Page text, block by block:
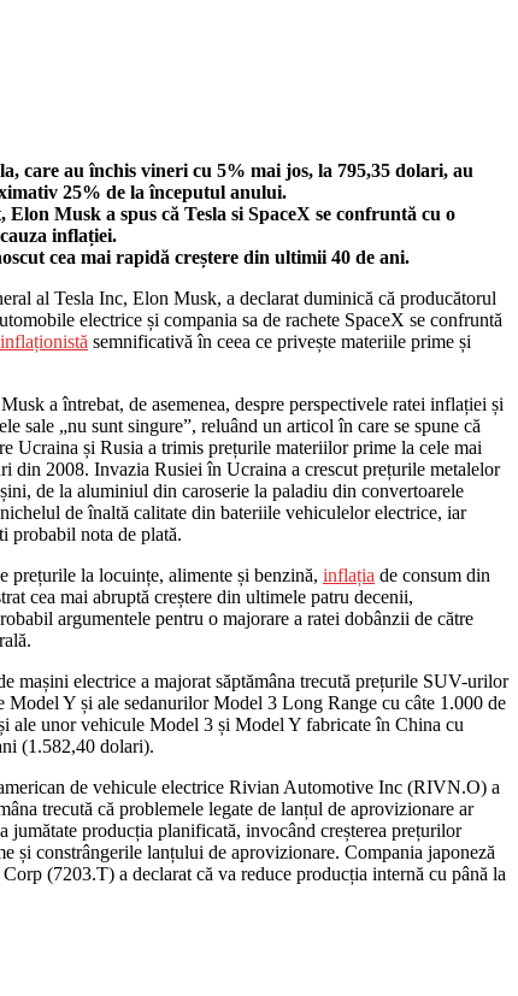
care au închis vineri cu 5% mai jos, la 795,35 dolari, au
25% de la începutul anului.
Musk a spus că Tesla si SpaceX se confruntă cu o
inflației.
cea mai rapidă creștere din ultimii 40 de ani.
al Tesla Inc, Elon Musk, a declarat duminică că producătorul
electrice și compania sa de rachete SpaceX se confruntă
inflaționistă semnificativă în ceea ce privește materiile prime și
a întrebat, de asemenea, despre perspectivele ratei inflației și
sale „nu sunt singure”, reluând un articol în care se spune că
Ucraina și Rusia a trimis prețurile materiilor prime la cele mai
din 2008. Invazia Rusiei în Ucraina a crescut prețurile metalelor
de la aluminiul din caroserie la paladiu din convertoarele
de înaltă calitate din bateriile vehiculelor electrice, iar
probabil nota de plată.
prețurile la locuințe, alimente și benzină, inflația de consum din
cea mai abruptă creștere din ultimele patru decenii,
argumentele pentru o majorare a ratei dobânzii de către
mașini electrice a majorat săptămâna trecută prețurile SUV-urilor
Model Y și ale sedanurilor Model 3 Long Range cu câte 1.000 de
ale unor vehicule Model 3 și Model Y fabricate în China cu
(1.582,40 dolari).
de vehicule electrice Rivian Automotive Inc (RIVN.O) a
trecută că problemele legate de lanțul de aprovizionare ar
jumătate producția planificată, invocând creșterea prețurilor
și constrângerile lanțului de aprovizionare. Compania japoneză
(7203.T) a declarat că va reduce producția internă cu până la